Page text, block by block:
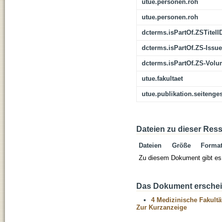
utue.personen.roh
utue.personen.roh
dcterms.isPartOf.ZS-Issue
dcterms.isPartOf.ZS-
utue.fakultaet
Dateien zu dieser
Dateien Größe
Format
Zu diesem Dokument gibt
Das Dokument
4 Medizinische
Zur Kurzanzeige